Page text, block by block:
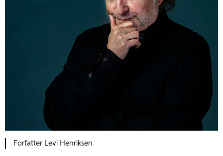
Forfatter Levi Henriksen